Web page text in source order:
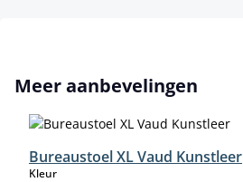
Productgalerij overslaan
Meer aanbevelingen
Bureaustoel XL Vaud Kunstleer
Kleurselect